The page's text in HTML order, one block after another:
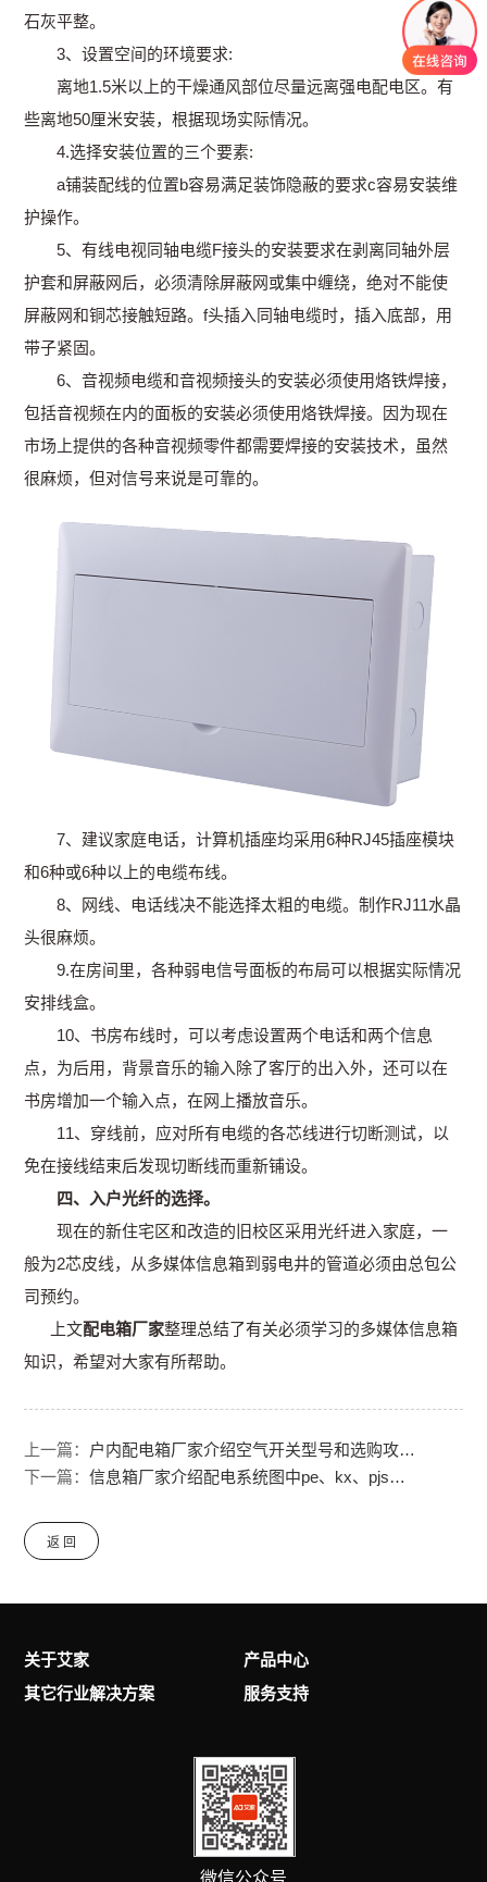
石灰平整。
3、设置空间的环境要求:
离地1.5米以上的干燥通风部位尽量远离强电配电区。有
些离地50厘米安装，根据现场实际情况。
4.选择安装位置的三个要素:
a铺装配线的位置b容易满足装饰隐蔽的要求c容易安装维
护操作。
5、有线电视同轴电缆F接头的安装要求在剥离同轴外层
护套和屏蔽网后，必须清除屏蔽网或集中缠绕，绝对不能使
屏蔽网和铜芯接触短路。f头插入同轴电缆时，插入底部，用
带子紧固。
6、音视频电缆和音视频接头的安装必须使用烙铁焊接，
包括音视频在内的面板的安装必须使用烙铁焊接。因为现在
市场上提供的各种音视频零件都需要焊接的安装技术，虽然
很麻烦，但对信号来说是可靠的。
7、建议家庭电话，计算机插座均采用6种RJ45插座模块
和6种或6种以上的电缆布线。
8、网线、电话线决不能选择太粗的电缆。制作RJ11水晶
头很麻烦。
9.在房间里，各种弱电信号面板的布局可以根据实际情况
安排线盒。
10、书房布线时，可以考虑设置两个电话和两个信息
点，为后用，背景音乐的输入除了客厅的出入外，还可以在
书房增加一个输入点，在网上播放音乐。
11、穿线前，应对所有电缆的各芯线进行切断测试，以
免在接线结束后发现切断线而重新铺设。
四、入户光纤的选择。
现在的新住宅区和改造的旧校区采用光纤进入家庭，一
般为2芯皮线，从多媒体信息箱到弱电井的管道必须由总包公
司预约。
上文配电箱厂家整理总结了有关必须学习的多媒体信息箱
知识，希望对大家有所帮助。
上一篇：
户内配电箱厂家介绍空气开关型号和选购攻略技巧
下一篇：
信息箱厂家介绍配电系统图中pe、kx、pjs、ljs各代表什么?
返 回
关于艾家
产品中心
其它行业解决方案
服务支持
微信公众号